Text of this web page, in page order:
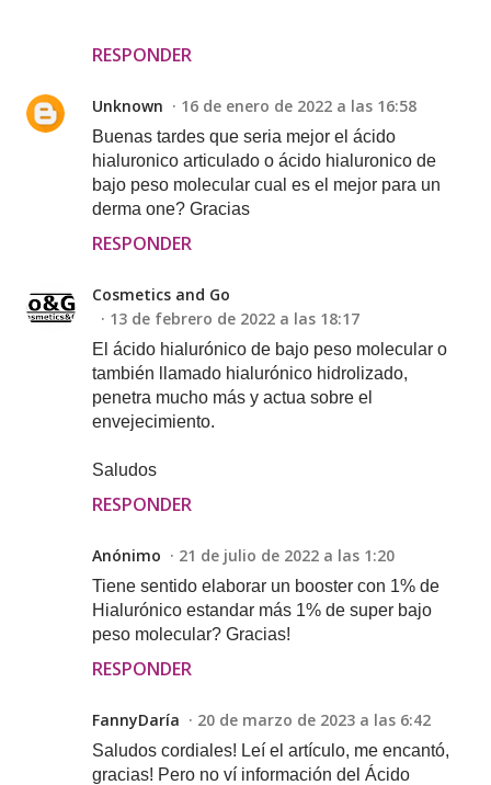
RESPONDER
Unknown 16 de enero de 2022 a las 16:58
Buenas tardes que seria mejor el ácido
hialuronico articulado o ácido hialuronico de
bajo peso molecular cual es el mejor para un
derma one? Gracias
RESPONDER
Cosmetics and Go
13 de febrero de 2022 a las 18:17
El ácido hialurónico de bajo peso molecular o
también llamado hialurónico hidrolizado,
penetra mucho más y actua sobre el
envejecimiento.
Saludos
RESPONDER
Anónimo 21 de julio de 2022 a las 1:20
Tiene sentido elaborar un booster con 1% de
Hialurónico estandar más 1% de super bajo
peso molecular? Gracias!
RESPONDER
FannyDaría 20 de marzo de 2023 a las 6:42
Saludos cordiales! Leí el artículo, me encantó,
gracias! Pero no ví información del Ácido